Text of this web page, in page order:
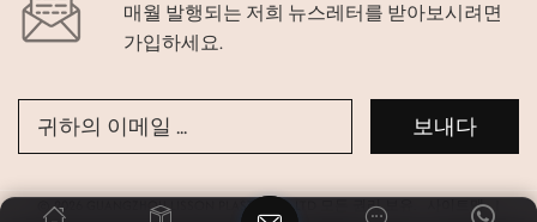
매월 발행되는 저희 뉴스레터를 받아보시려면
가입하세요.
© 2026 GUANGZHOU LISSON PLASTIC CO.,LTD 모든 권리 보유. 사이트맵 |